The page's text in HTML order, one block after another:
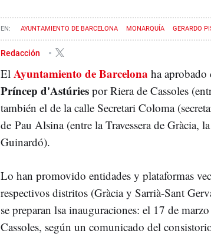
AYUNTAMIENTO DE BARCELONA MONARQUÍA GERARDO
Redacción
El Ayuntamiento de Barcelona ha aprobado
Príncep d'Astúries por Riera de Cassoles
también el de la calle Secretari Coloma
de Pau Alsina (entre la Travessera de Gràcia,
Guinardó).
Lo han promovido entidades y plataformas
respectivos distritos (Gràcia y Sarrià-Sant
se preparan lsa inauguraciones: el 17 de
Cassoles, según un comunicado del